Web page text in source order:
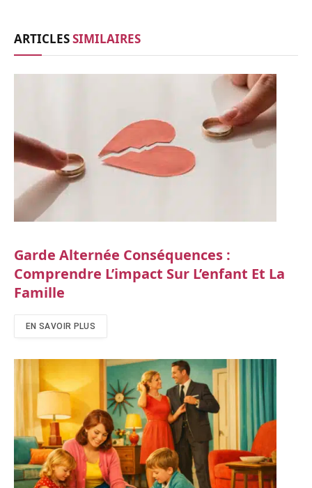
ARTICLESSIMILAIRES
Garde Alternée Conséquences :
Comprendre L’impact Sur L’enfant Et La
Famille
EN SAVOIR PLUS